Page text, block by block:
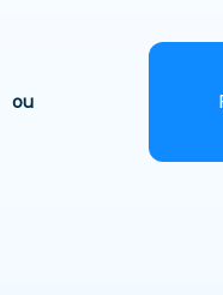
ou